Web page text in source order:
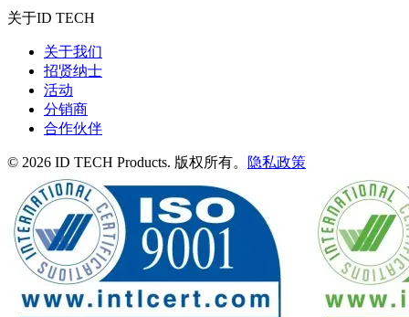
关于ID TECH
关于我们
招贤纳士
活动
分销商
合作伙伴
© 2026 ID TECH Products. 版权所有。 隐私政策